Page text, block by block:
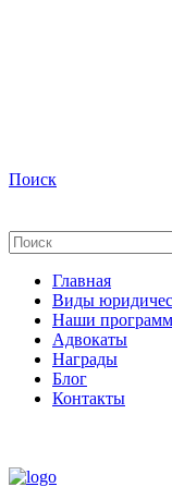
Поиск
Главная
Виды
Наши
Адвокаты
Награды
Блог
Контакты